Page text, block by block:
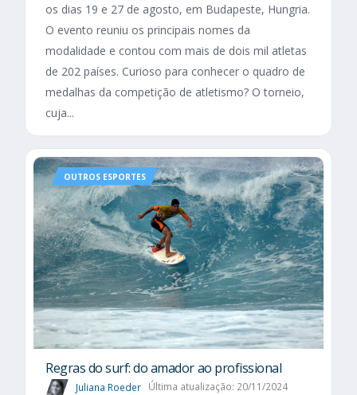
os dias 19 e 27 de agosto, em Budapeste, Hungria.
O evento reuniu os principais nomes da
modalidade e contou com mais de dois mil atletas
de 202 países. Curioso para conhecer o quadro de
medalhas da competição de atletismo? O torneio,
cuja...
OUTROS ESPORTES
Regras do surf: do amador ao profissional
Juliana Roeder Última atualização: 20/11/2024